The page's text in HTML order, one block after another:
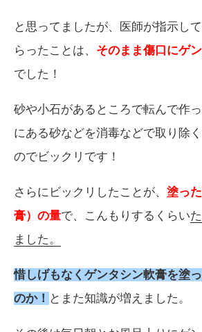
と思ってましたが、医師が指示し
らったことは、 そのまま傷口にゲ
でした！
砂や小石があるところで転んで作
にある砂などを消毒などで取り除
のでビックリです！
さらにビックリしたことが、 塗っ
膏）の量で、こんもりするくらい
ました。
惜しげもなくゲンタシン軟膏を塗
のか！ とまた知識が増えました。